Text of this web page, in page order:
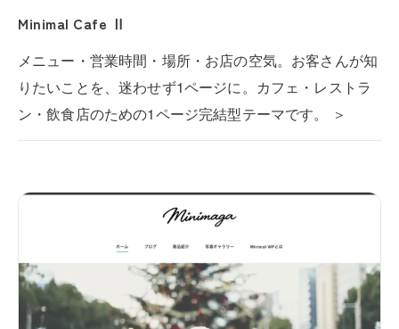
Minimal Cafe Ⅱ
メニュー・営業時間・場所・お店の空気。お客さんが知
りたいことを、迷わせず1ページに。カフェ・レストラ
ン・飲食店のための1ページ完結型テーマです。 ＞